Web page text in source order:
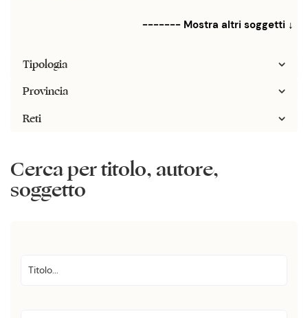
------- Mostra altri soggetti ↓
Tipologia
Provincia
Reti
Cerca per titolo, autore,
soggetto